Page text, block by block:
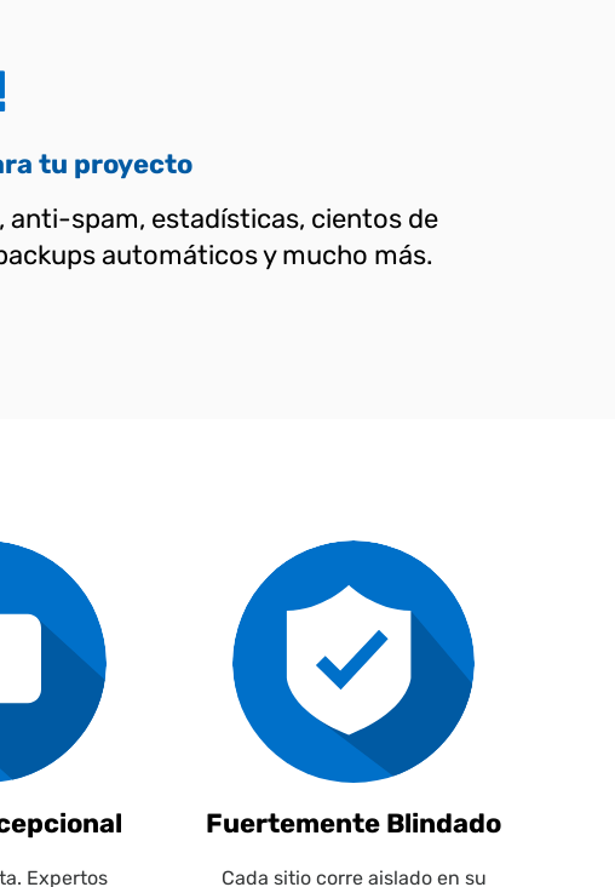
tu proyecto
anti-spam, estadísticas, cientos de
automáticos y mucho más.
Expertos
Fuertemente Blindado
Cada sitio corre aislado en su